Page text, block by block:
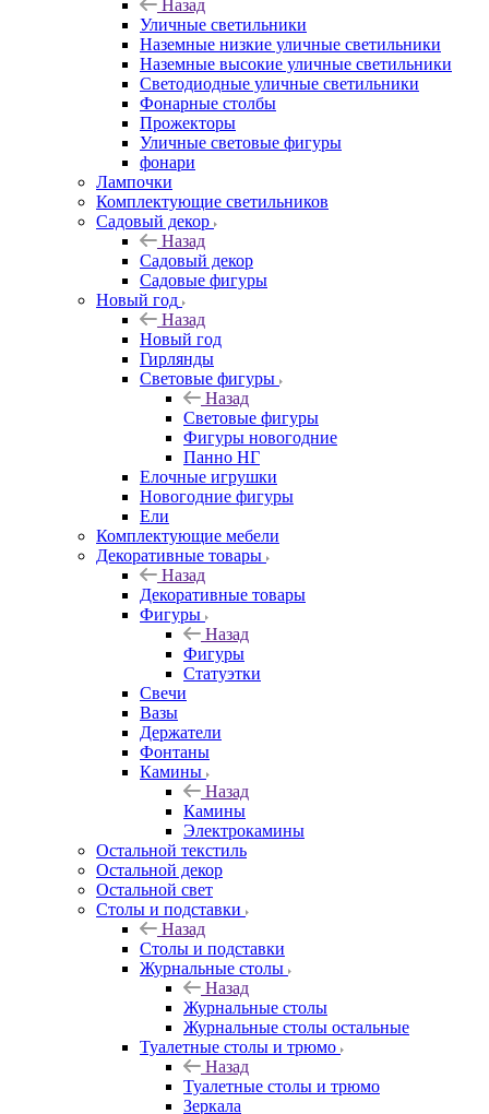
Назад
Уличные светильники
Наземные низкие уличные светильники
Наземные высокие уличные светильники
Светодиодные уличные светильники
Фонарные столбы
Прожекторы
Уличные световые фигуры
фонари
Лампочки
Комплектующие светильников
Садовый декор
Назад
Садовый декор
Садовые фигуры
Новый год
Назад
Новый год
Гирлянды
Световые фигуры
Назад
Световые фигуры
Фигуры новогодние
Панно НГ
Елочные игрушки
Новогодние фигуры
Ели
Комплектующие мебели
Декоративные товары
Назад
Декоративные товары
Фигуры
Назад
Фигуры
Статуэтки
Свечи
Вазы
Держатели
Фонтаны
Камины
Назад
Камины
Электрокамины
Остальной текстиль
Остальной декор
Остальной свет
Столы и подставки
Назад
Столы и подставки
Журнальные столы
Назад
Журнальные столы
Журнальные столы остальные
Туалетные столы и трюмо
Назад
Туалетные столы и трюмо
Зеркала